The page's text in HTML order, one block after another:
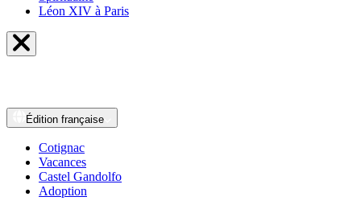
Léon XIV à Paris
Édition française
Cotignac
Vacances
Castel Gandolfo
Adoption